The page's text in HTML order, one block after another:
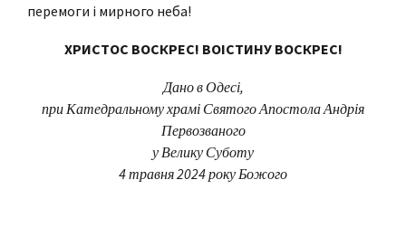
перемоги і мирного неба!
ХРИСТОС ВОСКРЕС! ВОІСТИНУ ВОСКРЕС!
Дано в Одесі,
при Катедральному храмі Святого Апостола Андрія
Первозваного
у Велику Суботу
4 травня 2024 року Божого